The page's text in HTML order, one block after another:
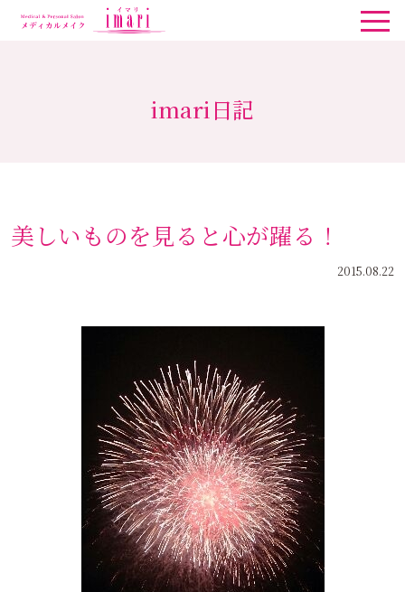
imari日記
美しいものを見ると心が躍る！
2015.08.22